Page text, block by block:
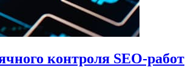
контроля SEO-работ